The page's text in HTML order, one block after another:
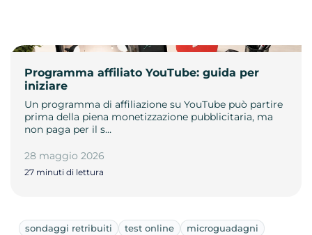
Programma affiliato YouTube: guida per
iniziare
Un programma di affiliazione su YouTube può partire
prima della piena monetizzazione pubblicitaria, ma
non paga per il s…
28 maggio 2026
27 minuti di lettura
sondaggi retribuiti test online
microguadagni